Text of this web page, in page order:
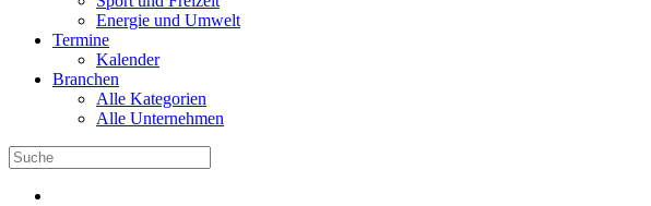
Energie und Umwelt
Termine
Kalender
Branchen
Alle Kategorien
Alle Unternehmen